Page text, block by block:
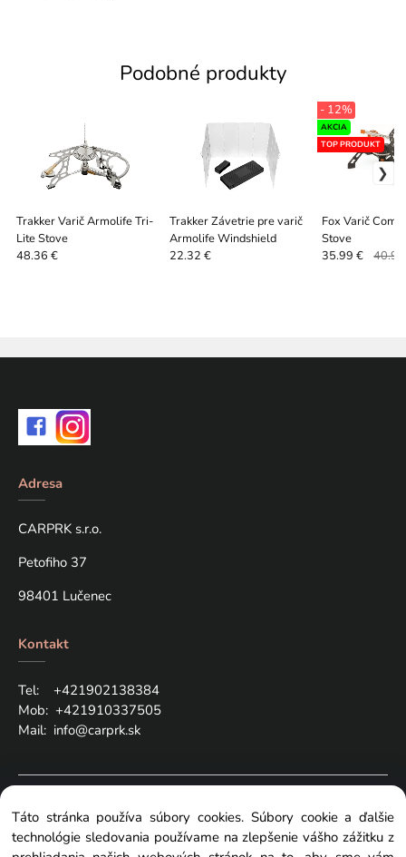
Podobné produkty
Trakker Varič Armolife Tri-
Lite Stove
48.36 €
Trakker Závetrie pre varič
Armolife Windshield
22.32 €
Fox Varič
Stove
AKCIA
TOP PRODUKT
- 12%
35.99 €
Adresa
CARPRK s.r.o.
Petofiho 37
98401 Lučenec
Kontakt
Tel: +421902138384
Mob: +421910337505
Mail: info@carprk.sk
Táto stránka používa súbory cookies. Súbory cookie a ďalšie
technológie sledovania používame na zlepšenie vášho zážitku z